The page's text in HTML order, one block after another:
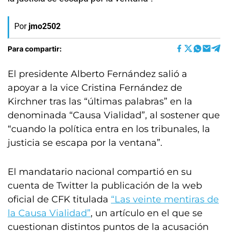
Por jmo2502
Para compartir:
El presidente Alberto Fernández salió a
apoyar a la vice Cristina Fernández de
Kirchner tras las “últimas palabras” en la
denominada “Causa Vialidad”, al sostener que
“cuando la política entra en los tribunales, la
justicia se escapa por la ventana”.
El mandatario nacional compartió en su
cuenta de Twitter la publicación de la web
oficial de CFK titulada “Las veinte mentiras de
la Causa Vialidad”, un artículo en el que se
cuestionan distintos puntos de la acusación